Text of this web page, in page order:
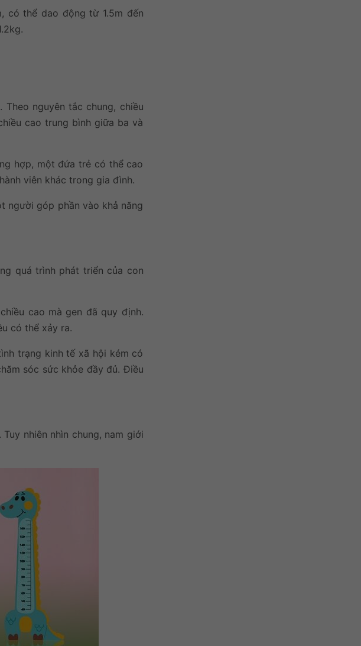
có thể dao động từ 1.5m đến
nguyên tắc chung, chiều
cao trung bình giữa ba và
hợp, một đứa trẻ có thể cao
viên khác trong gia đình.
người góp phần vào khả năng
quá trình phát triển của con
cao mà gen đã quy định.
có thể xảy ra.
trạng kinh tế xã hội kém có
sóc sức khỏe đầy đủ. Điều
nhiên nhìn chung, nam giới